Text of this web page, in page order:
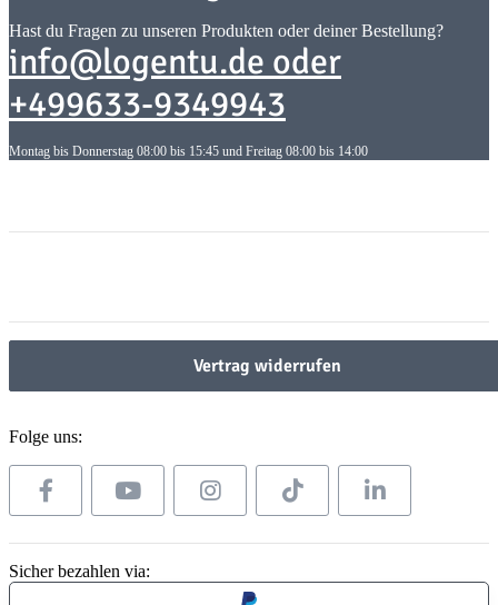
Hast du Fragen zu unseren Produkten oder deiner Bestellung?
info@logentu.de oder
+499633-9349943
Montag bis Donnerstag 08:00 bis 15:45 und Freitag 08:00 bis 14:00
Vertrag widerrufen
Folge uns:
Sicher bezahlen via: